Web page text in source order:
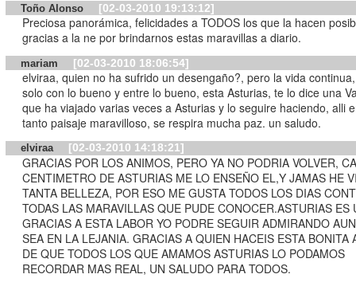
Toño Alonso [02-03-2010 19:13:12]
Preciosa panorámica, felicidades a TODOS los que la hacen
gracias a la ne por brindarnos estas maravillas a diario.
mariam [02-03-2010 18:06:54]
elviraa, quien no ha sufrido un desengaño?, pero la vida
solo con lo bueno y entre lo bueno, esta Asturias, te lo dice una
que ha viajado varias veces a Asturias y lo seguire haciendo, alli
tanto paisaje maravilloso, se respira mucha paz. un saludo.
elviraa [02-03-2010 14:18:21]
GRACIAS POR LOS ANIMOS, PERO YA NO PODRIA VOLVER,
CENTIMETRO DE ASTURIAS ME LO ENSEÑO EL,Y JAMAS HE
TANTA BELLEZA, POR ESO ME GUSTA TODOS LOS DIAS
TODAS LAS MARAVILLAS QUE PUDE CONOCER.ASTURIAS ES
GRACIAS A ESTA LABOR YO PODRE SEGUIR ADMIRANDO
SEA EN LA LEJANIA. GRACIAS A QUIEN HACEIS ESTA BONITA
DE QUE TODOS LOS QUE AMAMOS ASTURIAS LO PODAMOS
RECORDAR MAS REAL, UN SALUDO PARA TODOS.